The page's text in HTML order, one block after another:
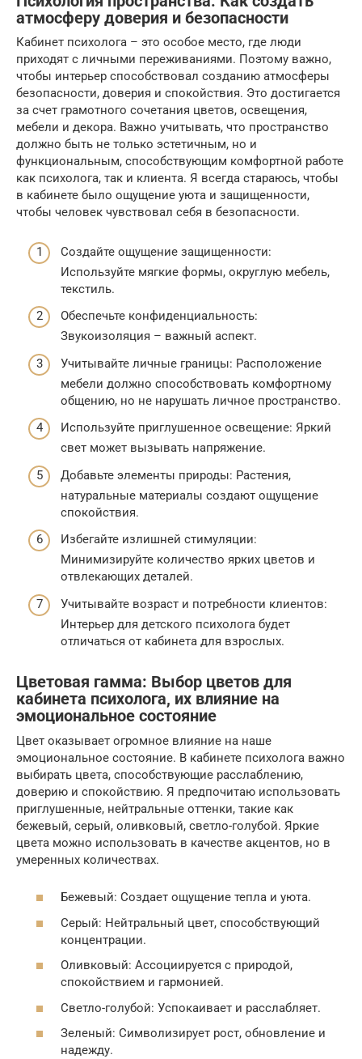
атмосферу доверия и безопасности
Кабинет психолога – это особое место, где люди
приходят с личными переживаниями. Поэтому важно,
чтобы интерьер способствовал созданию атмосферы
безопасности, доверия и спокойствия. Это достигается
за счет грамотного сочетания цветов, освещения,
мебели и декора. Важно учитывать, что пространство
должно быть не только эстетичным, но и
функциональным, способствующим комфортной работе
как психолога, так и клиента. Я всегда стараюсь, чтобы
в кабинете было ощущение уюта и защищенности,
чтобы человек чувствовал себя в безопасности.
Создайте ощущение защищенности:
Используйте мягкие формы, округлую мебель,
текстиль.
Обеспечьте конфиденциальность:
Звукоизоляция – важный аспект.
Учитывайте личные границы: Расположение
мебели должно способствовать комфортному
общению, но не нарушать личное пространство.
Используйте приглушенное освещение: Яркий
свет может вызывать напряжение.
Добавьте элементы природы: Растения,
натуральные материалы создают ощущение
спокойствия.
Избегайте излишней стимуляции:
Минимизируйте количество ярких цветов и
отвлекающих деталей.
Учитывайте возраст и потребности клиентов:
Интерьер для детского психолога будет
отличаться от кабинета для взрослых.
Цветовая гамма: Выбор цветов для
кабинета психолога, их влияние на
эмоциональное состояние
Цвет оказывает огромное влияние на наше
эмоциональное состояние. В кабинете психолога важно
выбирать цвета, способствующие расслаблению,
доверию и спокойствию. Я предпочитаю использовать
приглушенные, нейтральные оттенки, такие как
бежевый, серый, оливковый, светло-голубой. Яркие
цвета можно использовать в качестве акцентов, но в
умеренных количествах.
Бежевый: Создает ощущение тепла и уюта.
Серый: Нейтральный цвет, способствующий
концентрации.
Оливковый: Ассоциируется с природой,
спокойствием и гармонией.
Светло-голубой: Успокаивает и расслабляет.
Зеленый: Символизирует рост, обновление и
надежду.